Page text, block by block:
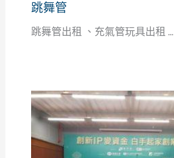
跳舞管
跳舞管出租 、充氣管玩具出租 ...